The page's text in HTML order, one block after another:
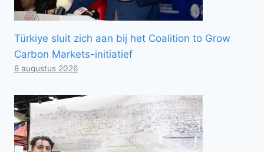
Türkiye sluit zich aan bij het Coalition to Grow
Carbon Markets-initiatief
8 augustus 2026